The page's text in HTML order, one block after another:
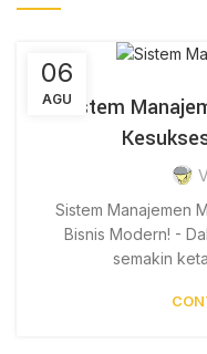
06
AGUSistem
Sistem Manajemen
Bisnis Modern! -
semakin